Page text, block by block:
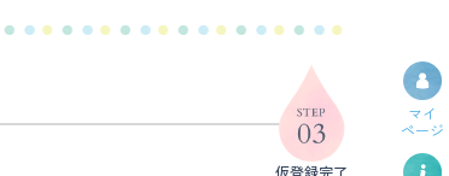
仮登録完了
マイ
ページ